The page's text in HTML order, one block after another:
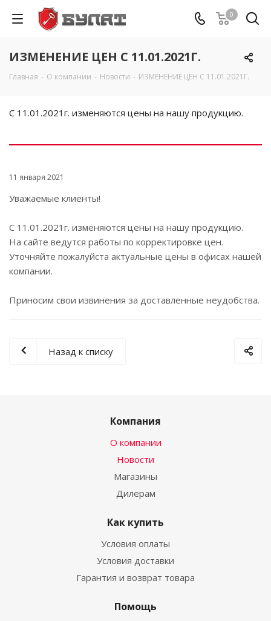
0
ИЗМЕНЕНИЕ ЦЕН С 11.01.2021Г.
Главная - О компании - Новости - ИЗМЕНЕНИЕ ЦЕН С 11.01.2021Г.
С 11.01.2021г. изменяются цены на нашу продукцию.
11 января 2021
Уважаемые клиенты!
С 11.01.2021г. изменяются цены на нашу продукцию.
На сайте ведутся работы по корректировке цен.
Уточняйте пожалуйста актуальные цены в офисах нашей
компании.
Приносим свои извинения за доставленные неудобства.
Назад к списку
Компания
О компании
Новости
Магазины
Дилерам
Как купить
Условия оплаты
Условия доставки
Гарантия и возврат товара
Помощь